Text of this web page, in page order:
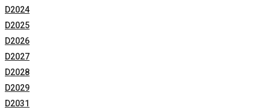
D2024
D2025
D2026
D2027
D2028
D2029
D2031